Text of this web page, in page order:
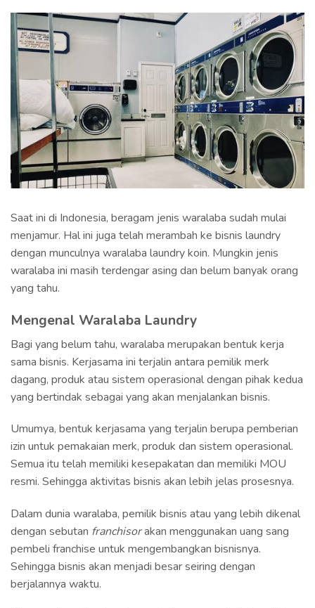
Saat ini di Indonesia, beragam jenis waralaba sudah mulai
menjamur. Hal ini juga telah merambah ke bisnis laundry
dengan munculnya waralaba laundry koin. Mungkin jenis
waralaba ini masih terdengar asing dan belum banyak orang
yang tahu.
Mengenal Waralaba Laundry
Bagi yang belum tahu, waralaba merupakan bentuk kerja
sama bisnis. Kerjasama ini terjalin antara pemilik merk
dagang, produk atau sistem operasional dengan pihak kedua
yang bertindak sebagai yang akan menjalankan bisnis.
Umumya, bentuk kerjasama yang terjalin berupa pemberian
izin untuk pemakaian merk, produk dan sistem operasional.
Semua itu telah memiliki kesepakatan dan memiliki MOU
resmi. Sehingga aktivitas bisnis akan lebih jelas prosesnya.
Dalam dunia waralaba, pemilik bisnis atau yang lebih dikenal
dengan sebutan franchisorakan menggunakan uang sang
pembeli franchise untuk mengembangkan bisnisnya.
Sehingga bisnis akan menjadi besar seiring dengan
berjalannya waktu.